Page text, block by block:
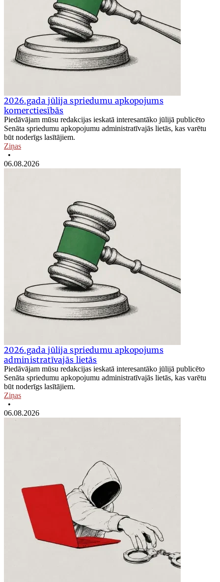
2026.gada jūlija spriedumu apkopojums
komerctiesībās
Piedāvājam mūsu redakcijas ieskatā interesantāko jūlijā publicēto
Senāta spriedumu apkopojumu administratīvajās lietās, kas varētu
būt noderīgs lasītājiem.
Ziņas
•
06.08.2026
2026.gada jūlija spriedumu apkopojums
administratīvajās lietās
Piedāvājam mūsu redakcijas ieskatā interesantāko jūlijā publicēto
Senāta spriedumu apkopojumu administratīvajās lietās, kas varētu
būt noderīgs lasītājiem.
Ziņas
•
06.08.2026